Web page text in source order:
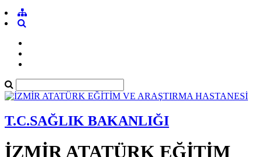
T.C.SAĞLIK BAKANLIĞI
İZMİR ATATÜRK EĞİTİM